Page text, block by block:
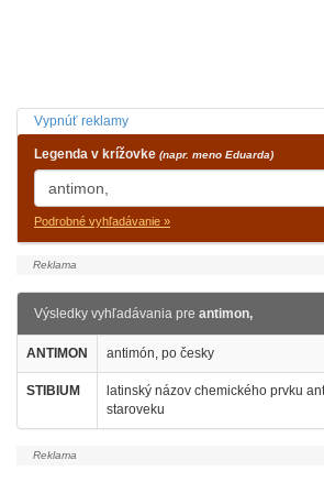
Vypnúť reklamy
Legenda v krížovke (napr. meno Eduarda)
Podrobné vyhľadávanie »
Výsledky vyhľadávania pre antimon,
ANTIMON antimón, po česky
STIBIUM
latinský názov chemického prvku
staroveku